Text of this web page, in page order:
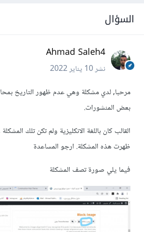
السؤال
Ahmad Saleh4
نشر10 يناير 2022
مرحبا, لدي مشكلة وهي عدم ظهور التاريخ
بعض المنشورات.
القالب كان باللغة الانكليزية ولم تكن تلك
ظهرت هذه المشكلة. ارجو المساعدة
فيما يلي صورة تصف المشكلة